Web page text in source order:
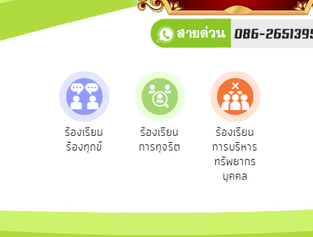
ฟัง
ความ
ยุทธศาสตร์/
ทรัพยากร
ร้องเรียน
ร้องทุกข์
ร้องเรียน
การทุจริต
ร้องเรียน
การบริหาร
ทรัพยากร
บุคคล